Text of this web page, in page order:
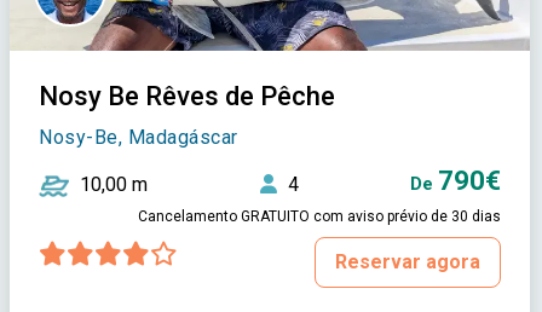
Nosy Be Rêves de Pêche
Nosy-Be, Madagáscar
10,00 m 4 De 790€
Cancelamento GRATUITO com aviso prévio de 30 dias
Reservar agora